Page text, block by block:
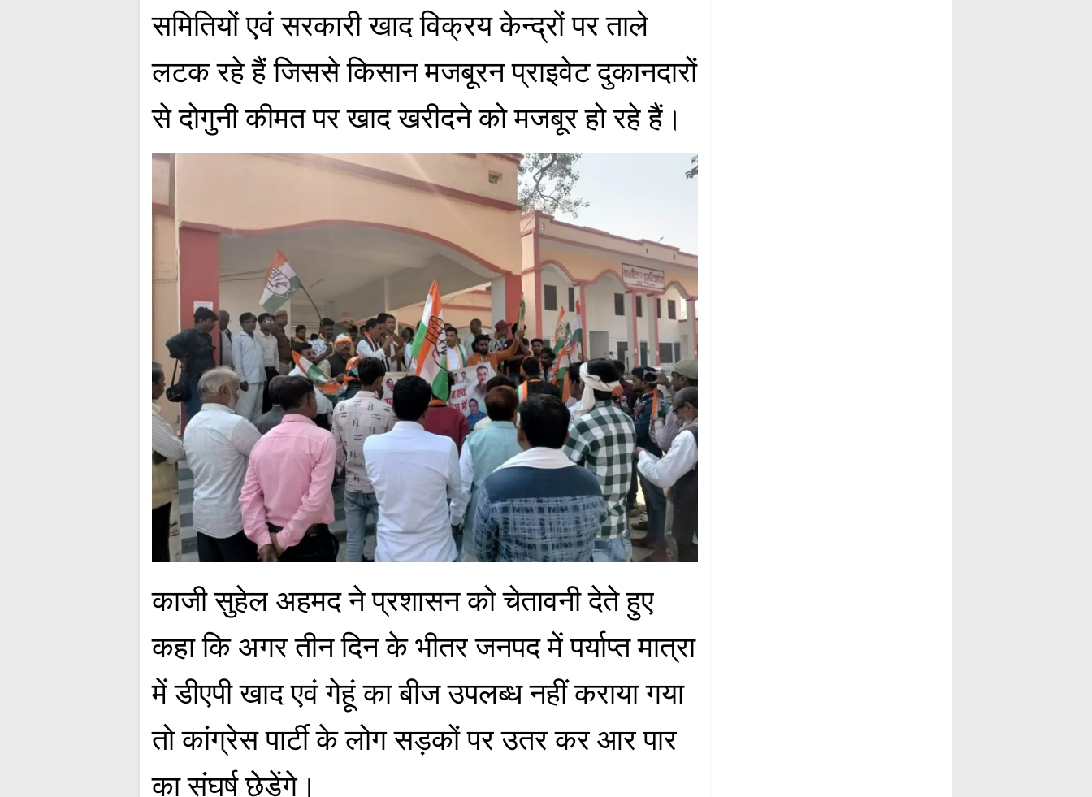
समितियों एवं सरकारी खाद विक्रय केन्द्रों पर ताले
लटक रहे हैं जिससे किसान मजबूरन प्राइवेट दुकानदारों
से दोगुनी कीमत पर खाद खरीदने को मजबूर हो रहे हैं।
काजी सुहेल अहमद ने प्रशासन को चेतावनी देते हुए
कहा कि अगर तीन दिन के भीतर जनपद में पर्याप्त मात्रा
में डीएपी खाद एवं गेहूं का बीज उपलब्ध नहीं कराया गया
तो कांग्रेस पार्टी के लोग सड़कों पर उतर कर आर पार
का संघर्ष छेड़ेंगे।